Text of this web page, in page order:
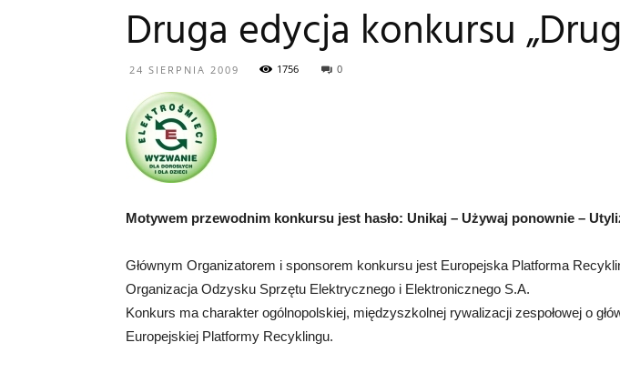
Druga edycja konkursu
24 SIERPNIA 2009 1756 0
Motywem przewodnim konkursu jest hasło: Unikaj – Używaj ponownie –
Głównym Organizatorem i sponsorem konkursu jest Europejska Platforma
Organizacja Odzysku Sprzętu Elektrycznego i Elektronicznego S.A.
Konkurs ma charakter ogólnopolskiej, międzyszkolnej rywalizacji zespołowej o
Europejskiej Platformy Recyklingu.